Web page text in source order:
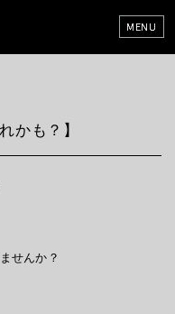
かも？】
せんか？